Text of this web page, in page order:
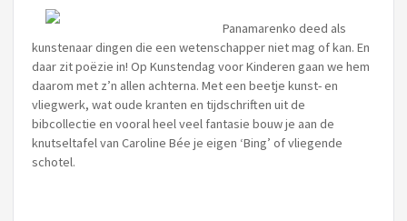
Panamarenko deed als
kunstenaar dingen die een wetenschapper niet mag of kan. En
daar zit poëzie in! Op Kunstendag voor Kinderen gaan we hem
daarom met z’n allen achterna. Met een beetje kunst- en
vliegwerk, wat oude kranten en tijdschriften uit de
bibcollectie en vooral heel veel fantasie bouw je aan de
knutseltafel van Caroline Bée je eigen ‘Bing’ of vliegende
schotel.